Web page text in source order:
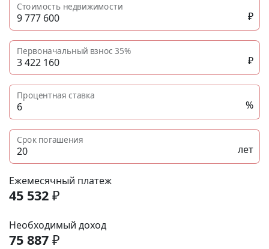
Стоимость недвижимости
₽
Первоначальный взнос35%
₽
Процентная ставка
%
Срок погашения
лет
Ежемесячный платеж
45 532 ₽
Необходимый доход
75 887 ₽